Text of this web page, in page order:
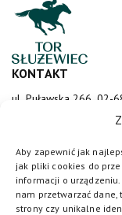
Aby zapewnić jak
jak pliki cookies do
informacji o
nam przetwarzać
strony czy unikalne
KONTAKT
ul. Puławska 266, 02-
KONTAKT DLA